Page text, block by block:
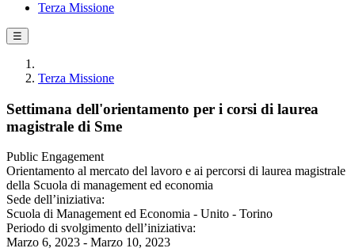
Terza Missione
☰
Terza Missione
Settimana dell'orientamento per i corsi di laurea
magistrale di Sme
Public Engagement
Orientamento al mercato del lavoro e ai percorsi di laurea magistrale
della Scuola di management ed economia
Sede dell’iniziativa:
Scuola di Management ed Economia - Unito - Torino
Periodo di svolgimento dell’iniziativa:
Marzo 6, 2023 - Marzo 10, 2023